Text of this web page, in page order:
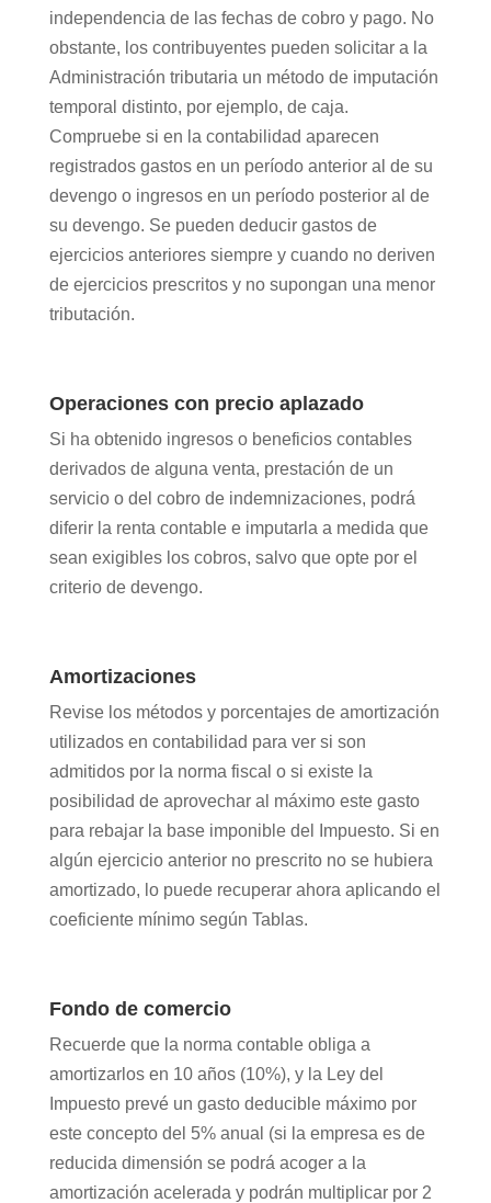
independencia de las fechas de cobro y pago. No
obstante, los contribuyentes pueden solicitar a la
Administración tributaria un método de imputación
temporal distinto, por ejemplo, de caja.
Compruebe si en la contabilidad aparecen
registrados gastos en un período anterior al de su
devengo o ingresos en un período posterior al de
su devengo. Se pueden deducir gastos de
ejercicios anteriores siempre y cuando no deriven
de ejercicios prescritos y no supongan una menor
tributación.
Operaciones con precio aplazado
Si ha obtenido ingresos o beneficios contables
derivados de alguna venta, prestación de un
servicio o del cobro de indemnizaciones, podrá
diferir la renta contable e imputarla a medida que
sean exigibles los cobros, salvo que opte por el
criterio de devengo.
Amortizaciones
Revise los métodos y porcentajes de amortización
utilizados en contabilidad para ver si son
admitidos por la norma fiscal o si existe la
posibilidad de aprovechar al máximo este gasto
para rebajar la base imponible del Impuesto. Si en
algún ejercicio anterior no prescrito no se hubiera
amortizado, lo puede recuperar ahora aplicando el
coeficiente mínimo según Tablas.
Fondo de comercio
Recuerde que la norma contable obliga a
amortizarlos en 10 años (10%), y la Ley del
Impuesto prevé un gasto deducible máximo por
este concepto del 5% anual (si la empresa es de
reducida dimensión se podrá acoger a la
amortización acelerada y podrán multiplicar por 2